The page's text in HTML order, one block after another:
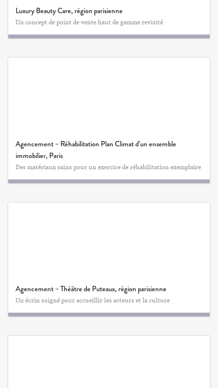
Luxury Beauty Care, région parisienne
Un concept de point de vente haut de gamme revisité
Agencement – Réhabilitation Plan Climat d’un ensemble
immobilier, Paris
Des matériaux sains pour un exercice de réhabilitation exemplaire
Agencement – Théâtre de Puteaux, région parisienne
Un écrin soigné pour accueillir les acteurs et la culture